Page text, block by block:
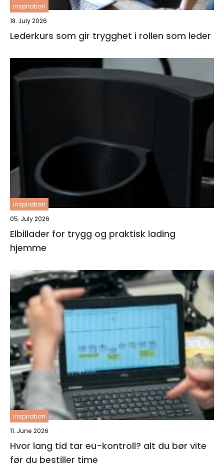
inspiration
18. July 2026
Lederkurs som gir trygghet i rollen som leder
inspiration
05. July 2026
Elbillader for trygg og praktisk lading
hjemme
inspiration
11. June 2026
Hvor lang tid tar eu-kontroll? alt du bør vite
før du bestiller time